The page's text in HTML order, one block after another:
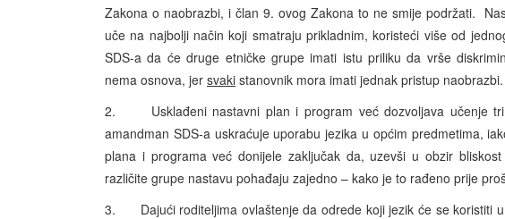
Zakona o naobrazbi, i član 9. ovog Zakona to ne smije podržati.
uče na najbolji način koji smatraju prikladnim, koristeći više od
SDS-a da će druge etničke grupe imati istu priliku da vrše
nema osnova, jer svaki stanovnik mora imati jednak pristup naobrazbi.
2. Usklađeni nastavni plan i program već dozvoljava učenje tri
amandman SDS-a uskraćuje uporabu jezika u općim predmetima,
plana i programa već donijele zaključak da, uzevši u obzir
različite grupe nastavu pohađaju zajedno – kako je to rađeno prije
3. Dajući roditeljima ovlaštenje da odrede koji jezik će se koristiti u